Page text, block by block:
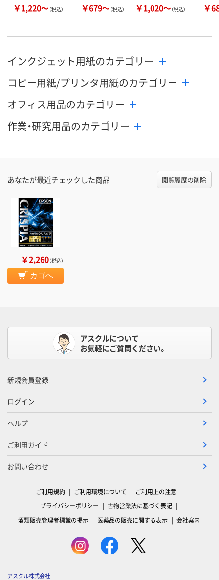
￥1,220～（税込） ￥679～（税込） ￥1,020～（税込） ￥
インクジェット用紙のカテゴリー
コピー用紙/プリンタ用紙のカテゴリー
オフィス用品のカテゴリー
作業・研究用品のカテゴリー
あなたが最近チェックした商品 閲覧履歴の削除
￥2,260（税込）
カゴへ
アスクルについて
お気軽にご質問ください。
新規会員登録
ログイン
ヘルプ
ご利用ガイド
お問い合わせ
ご利用規約 ご利用環境について
ご利用上の注意
プライバシーポリシー
古物営業法に基づく表記
酒類販売管理者標識の掲示
医薬品の販売に関する表示 会社案内
アスクル株式会社